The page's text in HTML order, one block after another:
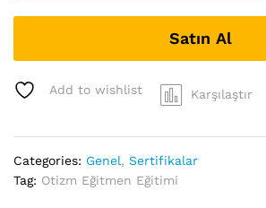
Satın Al
Add to wishlist Karşılaştır
Categories: Genel, Sertifikalar
Tag: Otizm Eğitmen Eğitimi